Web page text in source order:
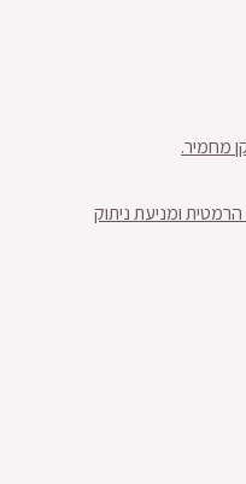
מחמיר.
ומניעת ניתוק